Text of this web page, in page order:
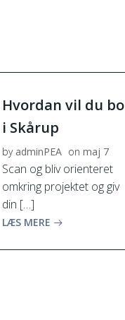
Hvordan vil du bo
i Skårup
by adminPEA on maj 7
Scan og bliv orienteret
omkring projektet og giv
din […]
LÆS MERE